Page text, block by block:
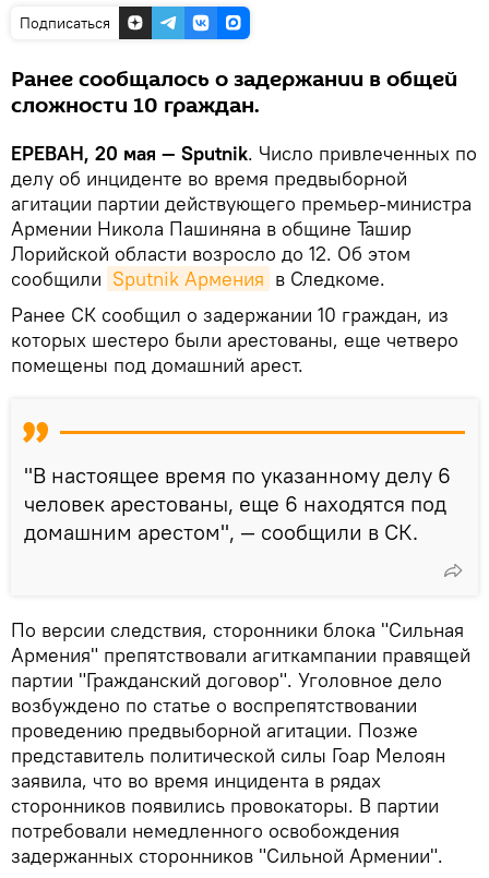
Подписаться
Ранее сообщалось о задержании в общей
сложности 10 граждан.
ЕРЕВАН, 20 мая — Sputnik. Число привлеченных по
делу об инциденте во время предвыборной
агитации партии действующего премьер-министра
Армении Никола Пашиняна в общине Ташир
Лорийской области возросло до 12. Об этом
сообщили Sputnik Армения в Следкоме.
Ранее СК сообщил о задержании 10 граждан, из
которых шестеро были арестованы, еще четверо
помещены под домашний арест.
"В настоящее время по указанному делу 6
человек арестованы, еще 6 находятся под
домашним арестом", — сообщили в СК.
По версии следствия, сторонники блока "Сильная
Армения" препятствовали агиткампании правящей
партии "Гражданский договор". Уголовное дело
возбуждено по статье о воспрепятствовании
проведению предвыборной агитации. Позже
представитель политической силы Гоар Мелоян
заявила, что во время инцидента в рядах
сторонников появились провокаторы. В партии
потребовали немедленного освобождения
задержанных сторонников "Сильной Армении".